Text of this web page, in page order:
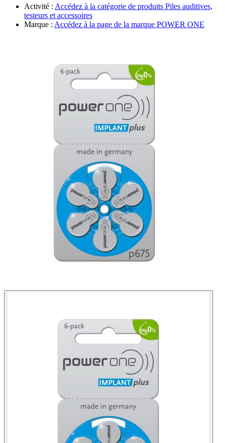
Activité : Accédez à la catégorie de produits Piles auditives,
testeurs et accessoires
Marque : Accédez à la page de la marque POWER ONE